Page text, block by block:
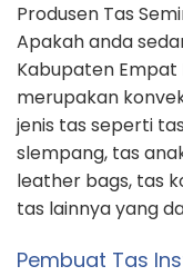
Produsen Tas
Apakah anda
Kabupaten Empat
merupakan
jenis tas seperti
slempang, tas
leather bags, tas
tas lainnya yang
Pembuat Tas